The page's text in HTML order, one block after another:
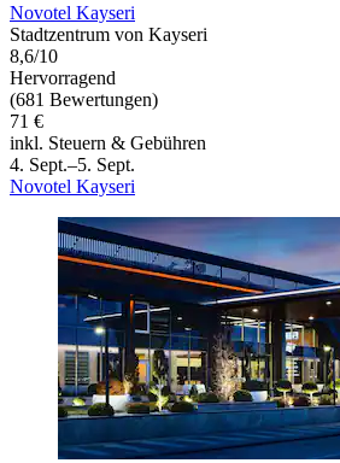
Novotel Kayseri
Stadtzentrum von Kayseri
8,6/10
Hervorragend
(681 Bewertungen)
71 €
inkl. Steuern & Gebühren
4. Sept.–5. Sept.
Novotel Kayseri